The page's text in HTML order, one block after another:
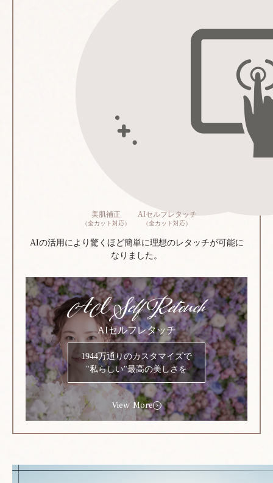
美肌補正
（全カット対応）
AIセルフレタッチ
（全カット対応）
AIの活用により驚くほど簡単に理想のレタッチが可能に
なりました。
AI Self Retouch
AIセルフレタッチ
1944万通りのカスタマイズで
"私らしい"最高の美しさを
View More